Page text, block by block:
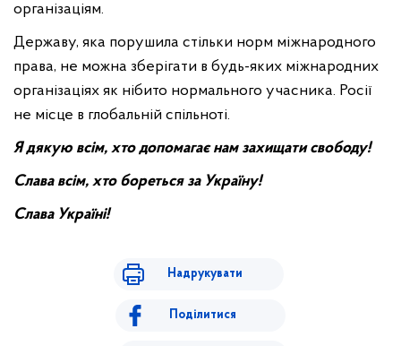
організаціям.
Державу, яка порушила стільки норм міжнародного
права, не можна зберігати в будь-яких міжнародних
організаціях як нібито нормального учасника. Росії
не місце в глобальній спільноті.
Я дякую всім, хто допомагає нам захищати свободу!
Слава всім, хто бореться за Україну!
Слава Україні!
Надрукувати
Поділитися